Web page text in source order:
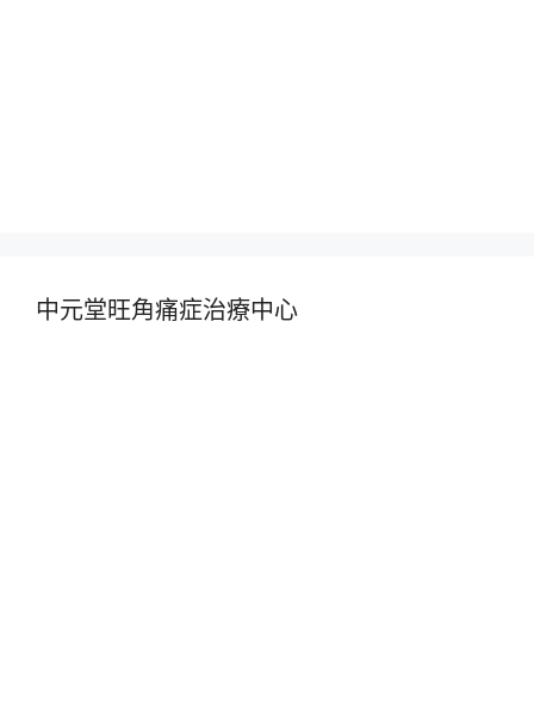
中元堂旺角痛症治療中心